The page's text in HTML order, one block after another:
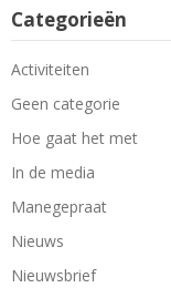
Categorieën
Activiteiten
Geen categorie
Hoe gaat het met
In de media
Manegepraat
Nieuws
Nieuwsbrief